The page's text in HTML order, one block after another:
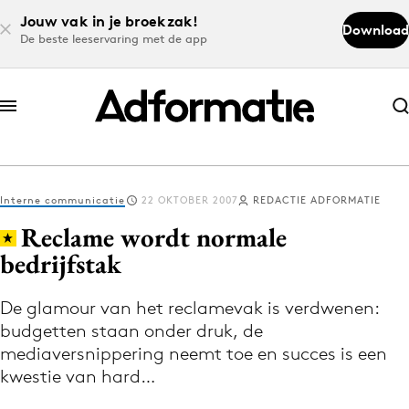
Jouw vak in je broekzak!
De beste leeservaring met de app
Download
Abonneer nu
Abonneer nu
Log in
Volg het laatste nieuws via de Adformatie
Nieuws app
Interne communicatie 22 OKTOBER 2007 REDACTIE ADFORMATIE
Reclame wordt normale
bedrijfstak
De glamour van het reclamevak is verdwenen:
budgetten staan onder druk, de
mediaversnippering neemt toe en succes is een
kwestie van hard…